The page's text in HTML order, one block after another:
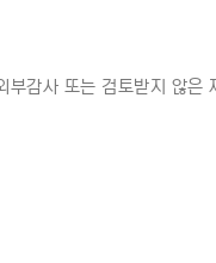
감사 또는 검토받지 않은